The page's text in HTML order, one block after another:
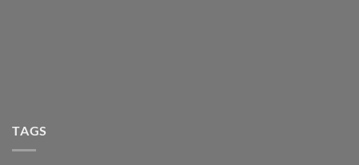
TAGS